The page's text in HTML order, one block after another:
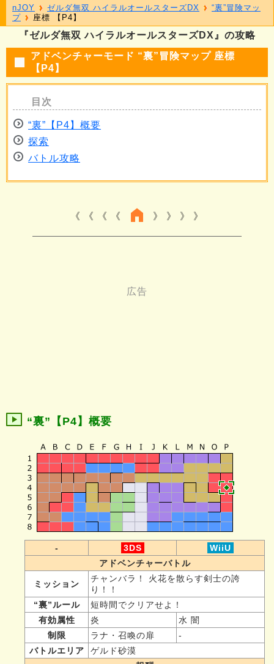
『ゼルダ無双 ハイラルオールスターズDX』の攻略
アドベンチャーモード “裏”冒険マップ 座標
【P4】
“裏”【P4】概要
探索
バトル攻略
《 《 《 》 》 》
“裏”【P4】概要
- 3DS
WiiU
アドベンチャーバトル
ミッション
チャンバラ！ 火花を散らす剣士の誇
り！！
“裏”ルール
短時間でクリアせよ！
有効属性
炎
水 闇
制限
ラナ・召喚の扉
-
バトルエリア
ゲルド砂漠
nJOY ゼルダ無双 ハイラルオールスターズDX
“裏”冒険マッ
プ
座標 【P4】